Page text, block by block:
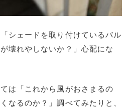
シェードを取り付けているバル
壊れやしないか？」心配にな
は「これから風がおさまるの
なるのか？」調べてみたりと、